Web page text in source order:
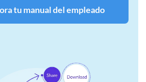
tu manual del empleado